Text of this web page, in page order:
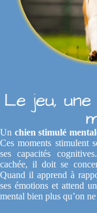
Le jeu,
Un chien stimulé
Ces moments stimulent
ses capacités
cachée, il doit se
Quand il apprend à
ses émotions et attend
mental bien plus qu’on